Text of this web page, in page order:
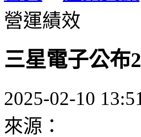
營運績效
三星電子公布
2025-02-10
來源：